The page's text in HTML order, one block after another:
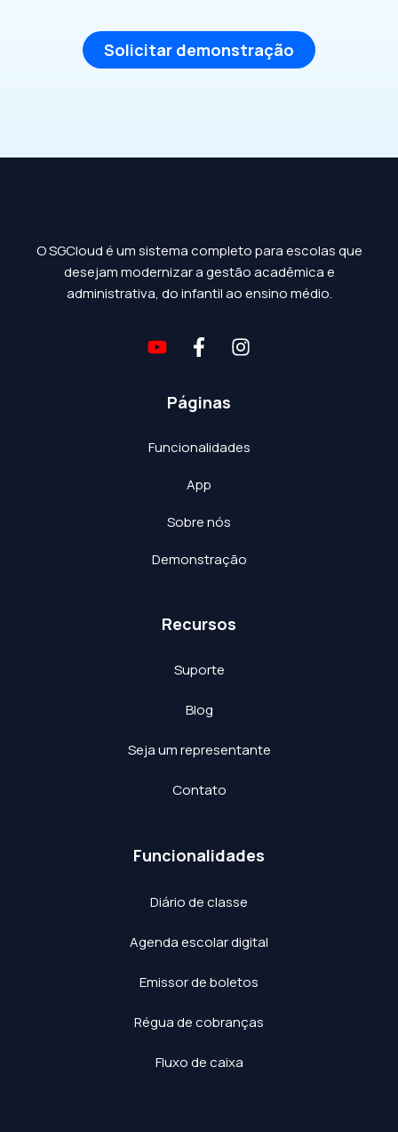
Solicitar demonstração
O SGCloud é um sistema completo para escolas que
desejam modernizar a gestão acadêmica e
administrativa, do infantil ao ensino médio.
Páginas
Funcionalidades
App
Sobre nós
Demonstração
Recursos
Suporte
Blog
Seja um representante
Contato
Funcionalidades
Diário de classe
Agenda escolar digital
Emissor de boletos
Régua de cobranças
Fluxo de caixa